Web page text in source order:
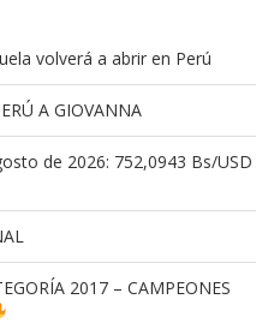
volverá a abrir en Perú
A GIOVANNA
de 2026: 752,0943 Bs/USD
2017 – CAMPEONES